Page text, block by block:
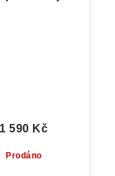
Prodáno
1 590 Kč